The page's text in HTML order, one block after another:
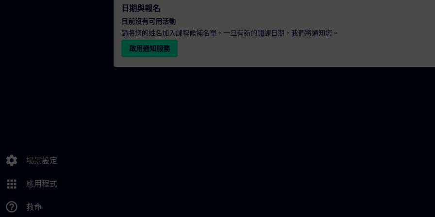
settings 場景設定
apps 應用程式
help_outline 救命
日期與報名
目前沒有可用活動
請將您的姓名加入課程候補名單，一旦有新的開課日期，我們將通知您。
啟用通知服務